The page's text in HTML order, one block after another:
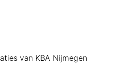
van KBA Nijmegen